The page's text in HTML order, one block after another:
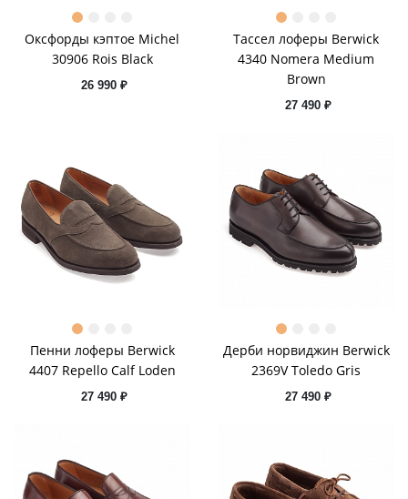
Оксфорды кэптое Michel
30906 Rois Black
26 990 ₽
Тассел лоферы Berwick
4340 Nomera Medium
Brown
27 490 ₽
Пенни лоферы Berwick
4407 Repello Calf Loden
27 490 ₽
Дерби норвиджин Berwick
2369V Toledo Gris
27 490 ₽